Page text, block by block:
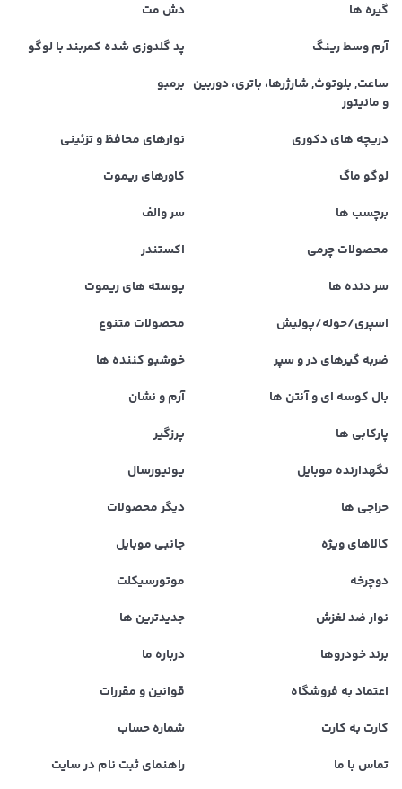
گیره ها
دش مت
آرم وسط رینگ
پد گلدوزی شده کمربند با لوگو
ساعت, بلوتوث, شارژرها، باتری، دوربین
و مانیتور
برمبو
دریچه های دکوری
نوارهای محافظ و تزئینی
لوگو ماگ
کاورهای ریموت
برچسب ها
سر والف
محصولات چرمی
اکستندر
سر دنده ها
پوسته های ریموت
اسپری/حوله/پولیش
محصولات متنوع
ضربه گیرهای در و سپر
خوشبو کننده ها
بال کوسه ای و آنتن ها
آرم و نشان
پارکابی ها
پرزگیر
نگهدارنده موبایل
یونیورسال
حراجی ها
دیگر محصولات
کالاهای ویژه
جانبی موبایل
دوچرخه
موتورسیکلت
نوار ضد لغزش
جدیدترین ها
برند خودروها
درباره ما
اعتماد به فروشگاه
قوانین و مقررات
کارت به کارت
شماره حساب
تماس با ما
راهنمای ثبت نام در سایت